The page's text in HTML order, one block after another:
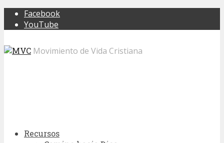
Facebook
YouTube
Movimiento de Vida Cristiana
Recursos